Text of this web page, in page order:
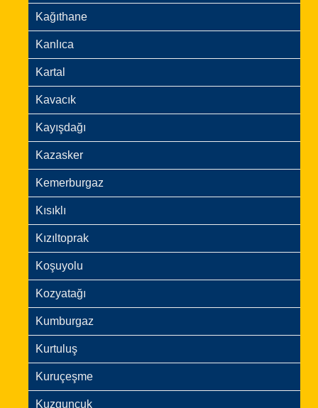
Kağıthane
Kanlıca
Kartal
Kavacık
Kayışdağı
Kazasker
Kemerburgaz
Kısıklı
Kızıltoprak
Koşuyolu
Kozyatağı
Kumburgaz
Kurtuluş
Kuruçeşme
Kuzguncuk